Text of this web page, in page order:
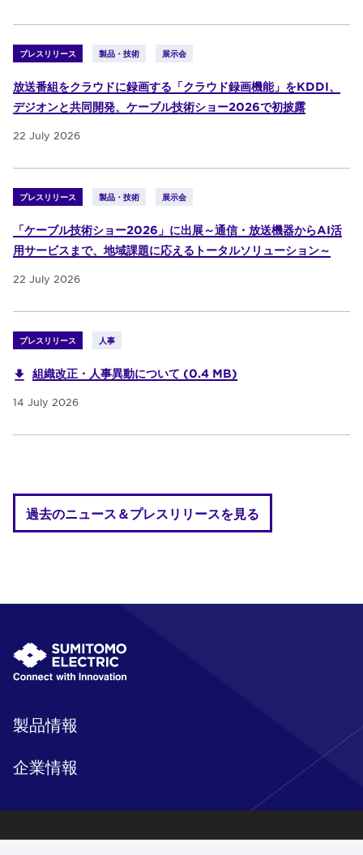
プレスリリース 製品・技術 展示会
放送番組をクラウドに録画する「クラウド録画機能」をKDDI、
デジオンと共同開発、ケーブル技術ショー2026で初披露
22 July 2026
プレスリリース 製品・技術 展示会
「ケーブル技術ショー2026」に出展～通信・放送機器からAI活
用サービスまで、地域課題に応えるトータルソリューション～
22 July 2026
プレスリリース 人事
組織改正・人事異動について (0.4 MB)
14 July 2026
過去のニュース＆プレスリリースを見る
製品情報
企業情報